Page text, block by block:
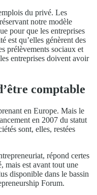
du privé. Les
notre modèle
pour que les entreprises
est qu’elles génèrent des
prélèvements sociaux et
entreprises doivent avoir
comptable
en Europe. Mais le
en 2007 du statut
sont, elles, restées
répond certes
mais est avant tout une
disponible dans le bassin
Forum.